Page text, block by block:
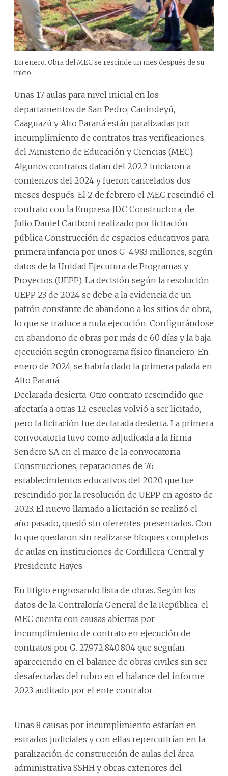
En enero. Obra del MEC se rescinde un mes después de su
inicio.
Unas 17 aulas para nivel inicial en los
departamentos de San Pedro, Canindeyú,
Caaguazú y Alto Paraná están paralizadas por
incumplimiento de contratos tras verificaciones
del Ministerio de Educación y Ciencias (MEC).
Algunos contratos datan del 2022 iniciaron a
comienzos del 2024 y fueron cancelados dos
meses después. El 2 de febrero el MEC rescindió el
contrato con la Empresa JDC Constructora, de
Julio Daniel Cariboni realizado por licitación
pública Construcción de espacios educativos para
primera infancia por unos G. 4.983 millones, según
datos de la Unidad Ejecutura de Programas y
Proyectos (UEPP). La decisión según la resolución
UEPP 23 de 2024 se debe a la evidencia de un
patrón constante de abandono a los sitios de obra,
lo que se traduce a nula ejecución. Configurándose
en abandono de obras por más de 60 días y la baja
ejecución según cronograma físico financiero. En
enero de 2024, se habría dado la primera palada en
Alto Paraná.
Declarada desierta. Otro contrato rescindido que
afectaría a otras 12 escuelas volvió a ser licitado,
pero la licitación fue declarada desierta. La primera
convocatoria tuvo como adjudicada a la firma
Sendero SA en el marco de la convocatoria
Construcciones, reparaciones de 76
establecimientos educativos del 2020 que fue
rescindido por la resolución de UEPP en agosto de
2023. El nuevo llamado a licitación se realizó el
año pasado, quedó sin oferentes presentados. Con
lo que quedaron sin realizarse bloques completos
de aulas en instituciones de Cordillera, Central y
Presidente Hayes.
En litigio engrosando lista de obras. Según los
datos de la Contraloría General de la República, el
MEC cuenta con causas abiertas por
incumplimiento de contrato en ejecución de
contratos por G. 27.972.840.804 que seguían
apareciendo en el balance de obras civiles sin ser
desafectadas del rubro en el balance del informe
2023 auditado por el ente contralor.
Unas 8 causas por incumplimiento estarían en
estrados judiciales y con ellas repercutirían en la
paralización de construcción de aulas del área
administrativa SSHH y obras exteriores del